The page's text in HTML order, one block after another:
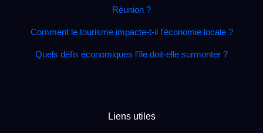
Réunion ?
Comment le tourisme impacte‑t‑il l’économie locale ?
Quels défis économiques l’île doit‑elle surmonter ?
Liens utiles